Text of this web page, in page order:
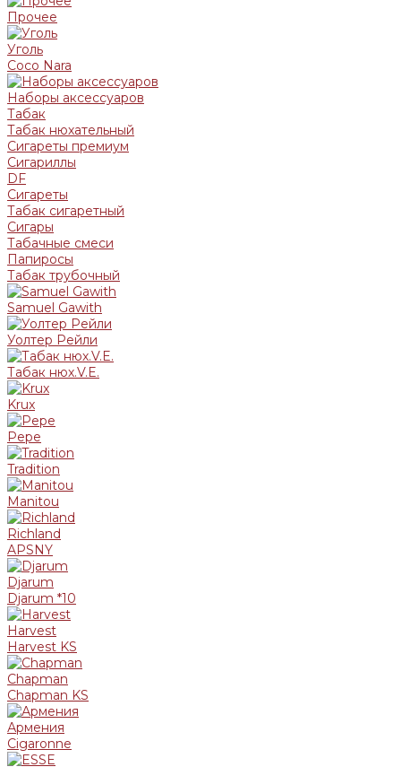
Прочее
Уголь
Coco Nara
Наборы аксессуаров
Табак
Табак нюхательный
Сигареты премиум
Сигариллы
DF
Сигареты
Табак сигаретный
Сигары
Табачные смеси
Папиросы
Табак трубочный
Samuel Gawith
Уолтер Рейли
Табак нюх.V.E.
Krux
Pepe
Tradition
Manitou
Richland
APSNY
Djarum
Djarum *10
Harvest
Harvest KS
Chapman
Chapman KS
Армения
Cigaronne